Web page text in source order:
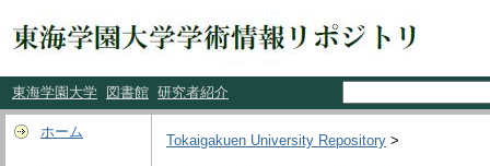
東海学園大学 図書館 研究者紹介
ホーム
Tokaigakuen University Repository >